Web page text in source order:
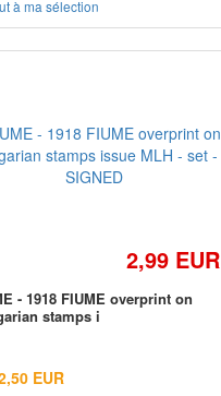
à ma sélection
2,99 EUR
- 1918 FIUME overprint on
stamps i
EUR